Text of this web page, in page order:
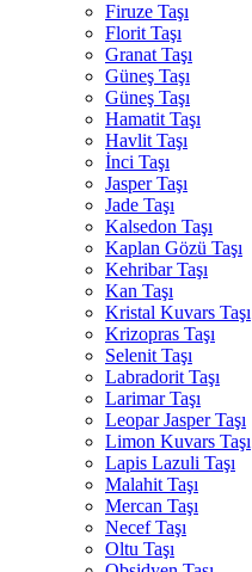
Firuze Taşı
Florit Taşı
Granat Taşı
Güneş Taşı
Güneş Taşı
Hamatit Taşı
Havlit Taşı
İnci Taşı
Jasper Taşı
Jade Taşı
Kalsedon Taşı
Kaplan Gözü Taşı
Kehribar Taşı
Kan Taşı
Kristal Kuvars Taşı
Krizopras Taşı
Selenit Taşı
Labradorit Taşı
Larimar Taşı
Leopar Jasper Taşı
Limon Kuvars Taşı
Lapis Lazuli Taşı
Malahit Taşı
Mercan Taşı
Necef Taşı
Oltu Taşı